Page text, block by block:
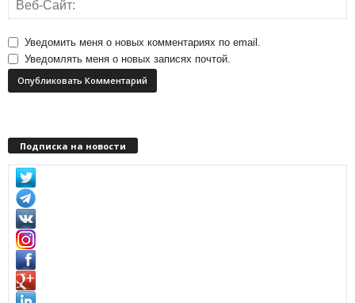
Уведомить меня о новых комментариях по email.
Уведомлять меня о новых записях почтой.
Подписка на новости